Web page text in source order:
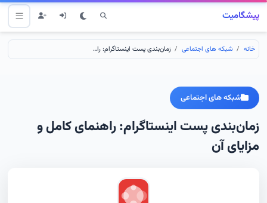
پیشگامیت
خانه شبکه های اجتماعی زمان‌بندی پست اینستاگرام: راهنمای کامل و مزایای آن
شبکه های اجتماعی
زمان‌بندی پست اینستاگرام: راهنمای کامل و
مزایای آن